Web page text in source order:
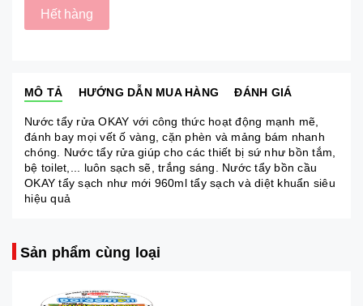
Hết hàng
MÔ TẢ HƯỚNG DẪN MUA HÀNG ĐÁNH GIÁ
Nước tẩy rửa OKAY với công thức hoạt động mạnh mẽ,
đánh bay mọi vết ố vàng, cặn phèn và mảng bám nhanh
chóng. Nước tẩy rửa giúp cho các thiết bị sứ như bồn tắm,
bệ toilet,... luôn sạch sẽ, trắng sáng. Nước tẩy bồn cầu
OKAY tẩy sạch như mới 960ml tẩy sạch và diệt khuẩn siêu
hiệu quả
Sản phẩm cùng loại